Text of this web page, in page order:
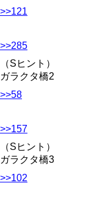
>>121
>>285
（Sヒント）
ガラクタ橋2
>>58
>>157
（Sヒント）
ガラクタ橋3
>>102